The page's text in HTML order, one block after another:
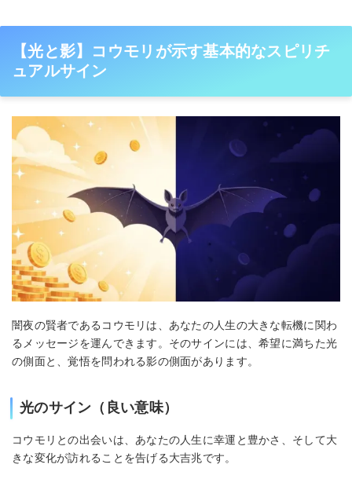
【光と影】コウモリが示す基本的なスピリチ
ュアルサイン
闇夜の賢者であるコウモリは、あなたの人生の大きな転機に関わ
るメッセージを運んできます。そのサインには、希望に満ちた光
の側面と、覚悟を問われる影の側面があります。
光のサイン（良い意味）
コウモリとの出会いは、あなたの人生に幸運と豊かさ、そして大
きな変化が訪れることを告げる大吉兆です。